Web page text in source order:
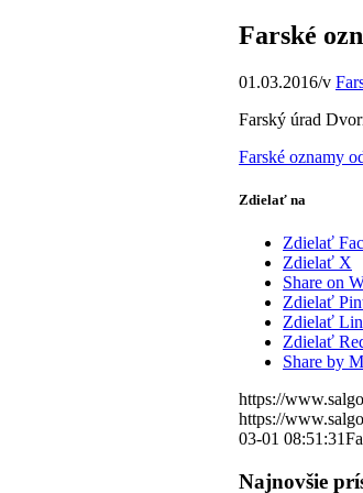
Farské
01.03.2016/v
Farský úrad
Farské oznamy
Zdielať na
Zdielať
Zdielať X
Share on
Zdielať
Zdielať
Zdielať
Share by
https://
https://
03-01 08:51:31
Najnovšie